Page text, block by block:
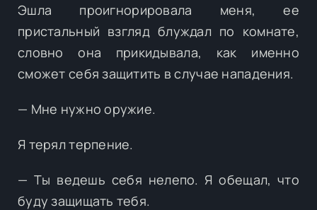
Эшла проигнорировала меня, ее
пристальный взгляд блуждал по комнате,
словно она прикидывала, как именно
сможет себя защитить в случае нападения.
— Мне нужно оружие.
Я терял терпение.
— Ты ведешь себя нелепо. Я обещал, что
буду защищать тебя.